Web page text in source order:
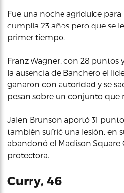
Fue una noche agridulce
cumplía 23 años pero que se
primer tiempo.
Franz Wagner, con 28 puntos
la ausencia de Banchero el
ganaron con autoridad y se
pesan sobre un conjunto que
Jalen Brunson aportó 31
también sufrió una lesión, en
abandonó el Madison Square
protectora.
Curry, 46